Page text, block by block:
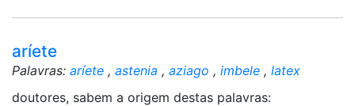
aríete
Palavras: aríete , astenia , aziago , imbele , latex
doutores, sabem a origem destas palavras: